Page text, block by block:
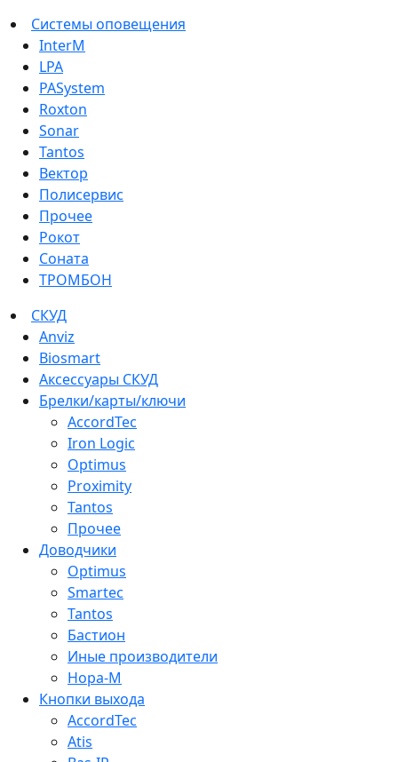
Системы оповещения
InterM
LPA
PASystem
Roxton
Sonar
Tantos
Вектор
Полисервис
Прочее
Рокот
Соната
ТРОМБОН
СКУД
Anviz
Biosmart
Аксессуары СКУД
Брелки/карты/ключи
AccordTec
Iron Logic
Optimus
Proximity
Tantos
Прочее
Доводчики
Optimus
Smartec
Tantos
Бастион
Иные производители
Нора-М
Кнопки выхода
AccordTec
Atis